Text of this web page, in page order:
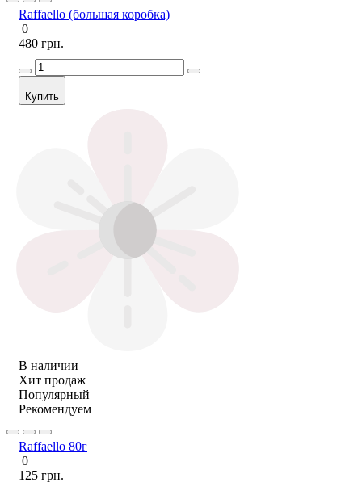
Raffaello (большая коробка)
0
480 грн.
Купить
В наличии
Хит продаж
Популярный
Рекомендуем
Raffaello 80г
0
125 грн.